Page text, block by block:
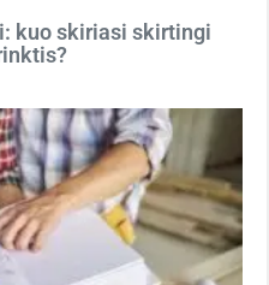
kuo skiriasi skirtingi